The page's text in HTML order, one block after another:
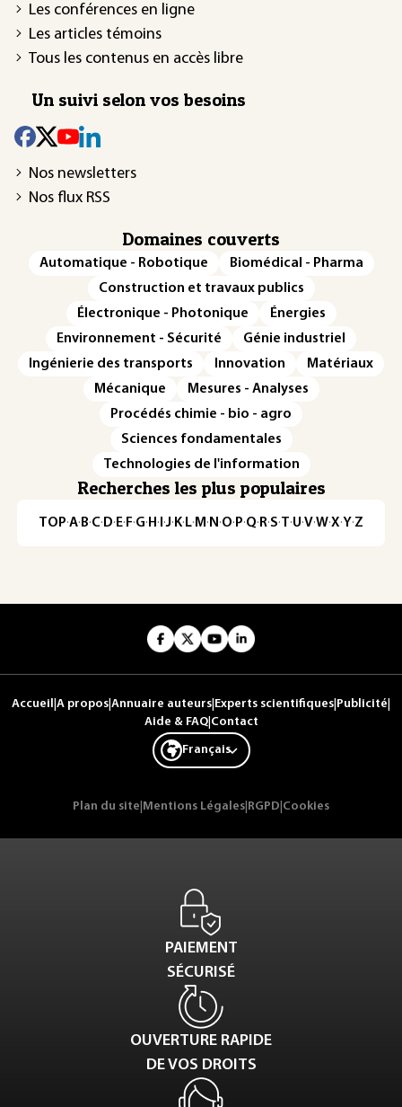
Les conférences en ligne
Les articles témoins
Tous les contenus en accès libre
Un suivi selon vos besoins
Nos newsletters
Nos flux RSS
Domaines couverts
Automatique - Robotique
Biomédical - Pharma
Construction et travaux publics
Électronique - Photonique
Énergies
Environnement - Sécurité
Génie industriel
Ingénierie des transports
Innovation
Matériaux
Mécanique
Mesures - Analyses
Procédés chimie - bio - agro
Sciences fondamentales
Technologies de l'information
Recherches les plus populaires
TOP·A·B·C· D· E· F·G· H · ·J· K· L· M · N ·O· P·Q· R·S·T·U·V·W·X·Y·Z
Accueil A propos Annuaire auteurs Experts scientifiques Publicité
Aide & FAQ| Contact
Français
Plan du site Mentions Légales RGPD Cookies
PAIEMENT
SÉCURISÉ
OUVERTURE RAPIDE
DE VOS DROITS